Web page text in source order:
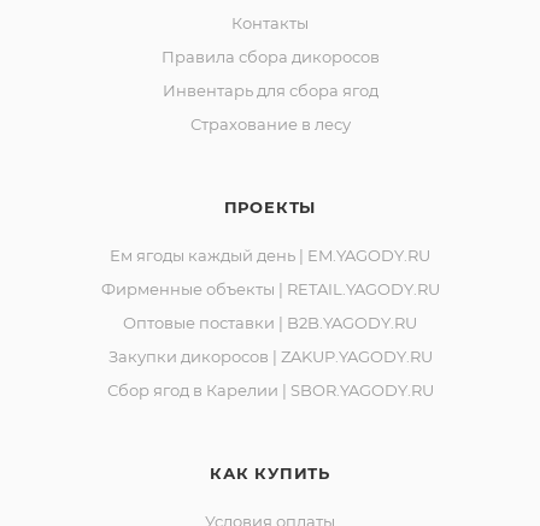
Контакты
Правила сбора дикоросов
Инвентарь для сбора ягод
Страхование в лесу
ПРОЕКТЫ
Ем ягоды каждый день | EM.YAGODY.RU
Фирменные объекты | RETAIL.YAGODY.RU
Оптовые поставки | B2B.YAGODY.RU
Закупки дикоросов | ZAKUP.YAGODY.RU
Сбор ягод в Карелии | SBOR.YAGODY.RU
КАК КУПИТЬ
Условия оплаты